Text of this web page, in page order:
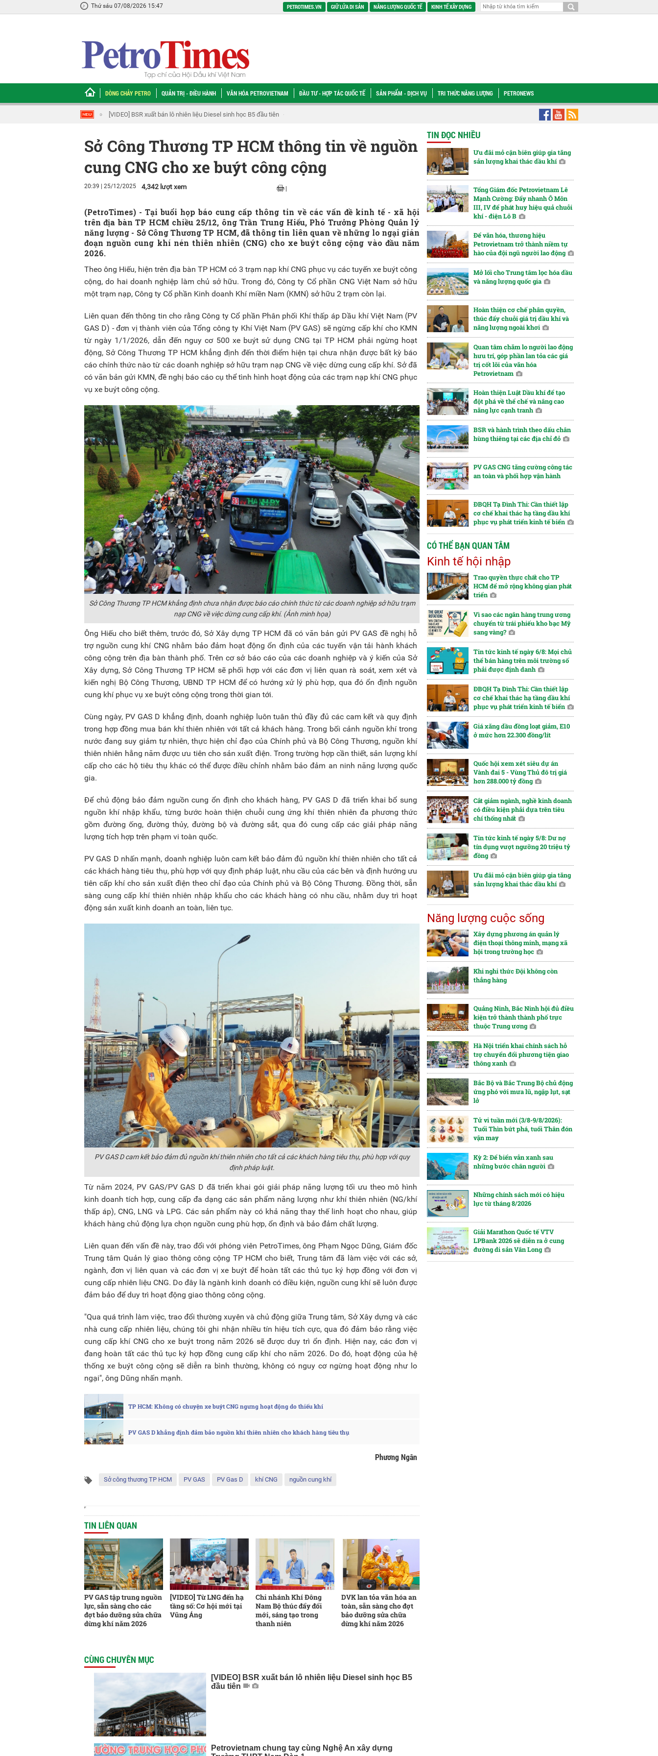
Thứ sáu 07/08/2026 15:47 PETROTIMES.VN GIỮ LỬA DI SẢN NĂNG LƯỢNG QUỐC TẾ KINH TẾ XÂY DỰNG
DÒNG CHẢY PETRO QUẢN TRỊ - ĐIỀU HÀNH VĂN HÓA PETROVIETNAM ĐẦU TƯ - HỢP TÁC QUỐC TẾ SẢN PHẨM - DỊCH VỤ TRI THỨC NĂNG LƯỢNG PETRONEWS
Petrovietnam chung tay cùng Nghệ An xây dựng Trường THPT Nam Đàn 1 Thử nghiệm thành công với B100, BSR xuất bán lô nhiên liệu Diesel sinh học B5 đầu tiên
Sở Công Thương TP HCM thông tin về nguồn
cung CNG cho xe buýt công cộng
20:39 | 25/12/2025 4,342 lượt xem |
(PetroTimes) -Tại buổi họp báo cung cấp thông tin về các vấn đề kinh tế - xã hội
trên địa bàn TP HCM chiều 25/12, ông Trần Trung Hiếu, Phó Trưởng Phòng Quản lý
năng lượng - Sở Công Thương TP HCM, đã thông tin liên quan về những lo ngại gián
đoạn nguồn cung khí nén thiên nhiên (CNG) cho xe buýt công cộng vào đầu năm
2026.
Theo ông Hiếu, hiện trên địa bàn TP HCM có 3 trạm nạp khí CNG phục vụ các tuyến xe buýt công
cộng, do hai doanh nghiệp làm chủ sở hữu. Trong đó, Công ty Cổ phần CNG Việt Nam sở hữu
một trạm nạp, Công ty Cổ phần Kinh doanh Khí miền Nam (KMN) sở hữu 2 trạm còn lại.
Liên quan đến thông tin cho rằng Công ty Cổ phần Phân phối Khí thấp áp Dầu khí Việt Nam (PV
GAS D) - đơn vị thành viên của Tổng công ty Khí Việt Nam (PV GAS) sẽ ngừng cấp khí cho KMN
từ ngày 1/1/2026, dẫn đến nguy cơ 500 xe buýt sử dụng CNG tại TP HCM phải ngừng hoạt
động, Sở Công Thương TP HCM khẳng định đến thời điểm hiện tại chưa nhận được bất kỳ báo
cáo chính thức nào từ các doanh nghiệp sở hữu trạm nạp CNG về việc dừng cung cấp khí. Sở đã
có văn bản gửi KMN, đề nghị báo cáo cụ thể tình hình hoạt động của các trạm nạp khí CNG phục
vụ xe buýt công cộng.
Sở Công Thương TP HCM khẳng định chưa nhận được báo cáo chính thức từ các doanh nghiệp sở hữu trạm
nạp CNG về việc dừng cung cấp khí. (Ảnh minh họa)
Ông Hiếu cho biết thêm, trước đó, Sở Xây dựng TP HCM đã có văn bản gửi PV GAS đề nghị hỗ
trợ nguồn cung khí CNG nhằm bảo đảm hoạt động ổn định của các tuyến vận tải hành khách
công cộng trên địa bàn thành phố. Trên cơ sở báo cáo của các doanh nghiệp và ý kiến của Sở
Xây dựng, Sở Công Thương TP HCM sẽ phối hợp với các đơn vị liên quan rà soát, xem xét và
kiến nghị Bộ Công Thương, UBND TP HCM để có hướng xử lý phù hợp, qua đó ổn định nguồn
cung khí phục vụ xe buýt công cộng trong thời gian tới.
Cùng ngày, PV GAS D khẳng định, doanh nghiệp luôn tuân thủ đầy đủ các cam kết và quy định
trong hợp đồng mua bán khí thiên nhiên với tất cả khách hàng. Trong bối cảnh nguồn khí trong
nước đang suy giảm tự nhiên, thực hiện chỉ đạo của Chính phủ và Bộ Công Thương, nguồn khí
thiên nhiên hằng năm được ưu tiên cho sản xuất điện. Trong trường hợp cần thiết, sản lượng khí
cấp cho các hộ tiêu thụ khác có thể được điều chỉnh nhằm bảo đảm an ninh năng lượng quốc
gia.
Để chủ động bảo đảm nguồn cung ổn định cho khách hàng, PV GAS D đã triển khai bổ sung
nguồn khí nhập khẩu, từng bước hoàn thiện chuỗi cung ứng khí thiên nhiên đa phương thức
gồm đường ống, đường thủy, đường bộ và đường sắt, qua đó cung cấp các giải pháp năng
lượng tích hợp trên phạm vi toàn quốc.
PV GAS D nhấn mạnh, doanh nghiệp luôn cam kết bảo đảm đủ nguồn khí thiên nhiên cho tất cả
các khách hàng tiêu thụ, phù hợp với quy định pháp luật, nhu cầu của các bên và định hướng ưu
tiên cấp khí cho sản xuất điện theo chỉ đạo của Chính phủ và Bộ Công Thương. Đồng thời, sẵn
sàng cung cấp khí thiên nhiên nhập khẩu cho các khách hàng có nhu cầu, nhằm duy trì hoạt
động sản xuất kinh doanh an toàn, liên tục.
PV GAS D cam kết bảo đảm đủ nguồn khí thiên nhiên cho tất cả các khách hàng tiêu thụ, phù hợp với quy
định pháp luật.
Từ năm 2024, PV GAS/PV GAS D đã triển khai gói giải pháp năng lượng tối ưu theo mô hình
kinh doanh tích hợp, cung cấp đa dạng các sản phẩm năng lượng như khí thiên nhiên (NG/khí
thấp áp), CNG, LNG và LPG. Các sản phẩm này có khả năng thay thế linh hoạt cho nhau, giúp
khách hàng chủ động lựa chọn nguồn cung phù hợp, ổn định và bảo đảm chất lượng.
Liên quan đến vấn đề này, trao đổi với phóng viên PetroTimes, ông Phạm Ngọc Dũng, Giám đốc
Trung tâm Quản lý giao thông công cộng TP HCM cho biết, Trung tâm đã làm việc với các sở,
ngành, đơn vị liên quan và các đơn vị xe buýt để hoàn tất các thủ tục ký hợp đồng với đơn vị
cung cấp nhiên liệu CNG. Do đây là ngành kinh doanh có điều kiện, nguồn cung khí sẽ luôn được
đảm bảo để duy trì hoạt động giao thông công cộng.
"Qua quá trình làm việc, trao đổi thường xuyên và chủ động giữa Trung tâm, Sở Xây dựng và các
nhà cung cấp nhiên liệu, chúng tôi ghi nhận nhiều tín hiệu tích cực, qua đó đảm bảo rằng việc
cung cấp khí CNG cho xe buýt trong năm 2026 sẽ được duy trì ổn định. Hiện nay, các đơn vị
đang hoàn tất các thủ tục ký hợp đồng cung cấp khí cho năm 2026. Do đó, hoạt động của hệ
thống xe buýt công cộng sẽ diễn ra bình thường, không có nguy cơ ngừng hoạt động như lo
ngại", ông Dũng nhấn mạnh.
TP HCM: Không có chuyện xe buýt CNG ngưng hoạt động do thiếu khí
PV GAS D khẳng định đảm bảo nguồn khí thiên nhiên cho khách hàng tiêu thụ
Phương Ngân
Sở công thương TP HCM PV GAS PV Gas D khí CNG nguồn cung khí
TIN LIÊN QUAN
PV GAS tập trung nguồn
lực, sẵn sàng cho các
đợt bảo dưỡng sửa chữa
dừng khí năm 2026
[VIDEO] Từ LNG đến hạ
tầng số: Cơ hội mới tại
Vũng Áng
Chi nhánh Khí Đông
Nam Bộ thúc đẩy đổi
mới, sáng tạo trong
thanh niên
DVK lan tỏa văn hóa an
toàn, sẵn sàng cho đợt
bảo dưỡng sửa chữa
dừng khí năm 2026
CÙNG CHUYÊN MỤC
[VIDEO] BSR xuất bán lô nhiên liệu Diesel sinh học B5
đầu tiên
Petrovietnam chung tay cùng Nghệ An xây dựng
TIN ĐỌC NHIỀU
Ưu đãi mỏ cận biên giúp gia tăng
sản lượng khai thác dầu khí
Tổng Giám đốc Petrovietnam Lê
Mạnh Cường: Đẩy nhanh Ô Môn
III, IV để phát huy hiệu quả chuỗi
khí - điện Lô B
Để văn hóa, thương hiệu
Petrovietnam trở thành niềm tự
hào của đội ngũ người lao động
Mở lối cho Trung tâm lọc hóa dầu
và năng lượng quốc gia
Hoàn thiện cơ chế phân quyền,
thúc đẩy chuỗi giá trị dầu khí và
năng lượng ngoài khơi
Quan tâm chăm lo người lao động
hưu trí, góp phần lan tỏa các giá
trị cốt lõi của văn hóa
Petrovietnam
Hoàn thiện Luật Dầu khí để tạo
đột phá về thể chế và nâng cao
năng lực cạnh tranh
BSR và hành trình theo dấu chân
hùng thiêng tại các địa chỉ đỏ
PV GAS CNG tăng cường công tác
an toàn và phối hợp vận hành
ĐBQH Tạ Đình Thi: Cần thiết lập
cơ chế khai thác hạ tầng dầu khí
phục vụ phát triển kinh tế biển
CÓ THỂ BẠN QUAN TÂM
Kinh tế hội nhập
Trao quyền thực chất cho TP
HCM để mở rộng không gian phát
triển
Vì sao các ngân hàng trung ương
chuyển từ trái phiếu kho bạc Mỹ
sang vàng?
Tin tức kinh tế ngày 6/8: Mọi chủ
thể bán hàng trên môi trường số
phải được định danh
ĐBQH Tạ Đình Thi: Cần thiết lập
cơ chế khai thác hạ tầng dầu khí
phục vụ phát triển kinh tế biển
Giá xăng dầu đồng loạt giảm, E10
ở mức hơn 22.300 đồng/lít
Quốc hội xem xét siêu dự án
Vành đai 5 - Vùng Thủ đô trị giá
hơn 288.000 tỷ đồng
Cắt giảm ngành, nghề kinh doanh
có điều kiện phải dựa trên tiêu
chí thống nhất
Tin tức kinh tế ngày 5/8: Dư nợ
tín dụng vượt ngưỡng 20 triệu tỷ
đồng
Ưu đãi mỏ cận biên giúp gia tăng
sản lượng khai thác dầu khí
Năng lượng cuộc sống
Xây dựng phương án quản lý
điện thoại thông minh, mạng xã
hội trong trường học
Khi nghi thức Đội không còn
thẳng hàng
Quảng Ninh, Bắc Ninh hội đủ điều
kiện trở thành thành phố trực
thuộc Trung ương
Hà Nội triển khai chính sách hỗ
trợ chuyển đổi phương tiện giao
thông xanh
Bắc Bộ và Bắc Trung Bộ chủ động
ứng phó với mưa lũ, ngập lụt, sạt
lở
Tử vi tuần mới (3/8-9/8/2026):
Tuổi Thìn bứt phá, tuổi Thân đón
vận may
Kỳ 2: Để biển vẫn xanh sau
những bước chân người
Những chính sách mới có hiệu
lực từ tháng 8/2026
Giải Marathon Quốc tế VTV
LPBank 2026 sẽ diễn ra ở cung
đường di sản Vân Long